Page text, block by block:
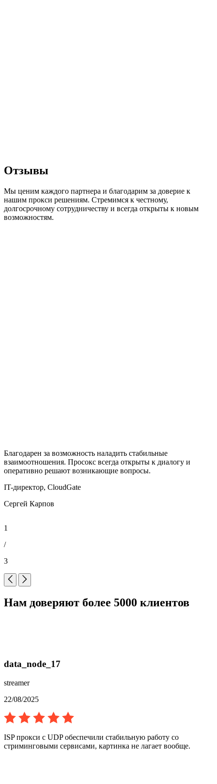
Отзывы
Мы ценим каждого партнера и благодарим за доверие к
нашим прокси решениям. Стремимся к честному,
долгосрочному сотрудничеству и всегда открыты к новым
возможностям.
Благодарен за возможность наладить стабильные
взаимоотношения. Просокс всегда открыты к диалогу и
оперативно решают возникающие вопросы.
IT-директор, CloudGate
Сергей Карпов
1
/
3
Нам доверяют более 5000 клиентов
data_node_17
streamer
22/08/2025
ISP прокси с UDP обеспечили стабильную работу со
стриминговыми сервисами, картинка не лагает вообще.